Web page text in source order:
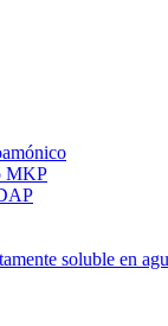
MKP
soluble en